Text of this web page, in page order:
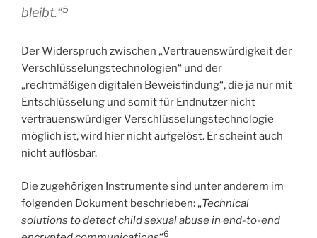
bleibt.“5
Der Widerspruch zwischen „Vertrauenswürdigkeit der
Verschlüsselungstechnologien“ und der
„rechtmäßigen digitalen Beweisfindung“, die ja nur mit
Entschlüsselung und somit für Endnutzer nicht
vertrauenswürdiger Verschlüsselungstechnologie
möglich ist, wird hier nicht aufgelöst. Er scheint auch
nicht auflösbar.
Die zugehörigen Instrumente sind unter anderem im
folgenden Dokument beschrieben: „Technical
solutions to detect child sexual abuse in end-to-end
6